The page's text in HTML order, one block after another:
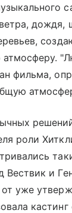
дождя,
фильма,
роли
и
уже
кастинг